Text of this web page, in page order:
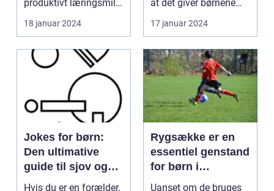
produktivt læringsmiljø
Indledning: ...
18 januar 2024
at det giver børnene
mulighed for at...
17 januar 2024
Jokes for børn:
Den ultimative
guide til sjov og
latter for de små
Hvis du er en forælder,
Rygsække er en
essentiel genstand
for børn i
dagligdagen
Uanset om de bruges